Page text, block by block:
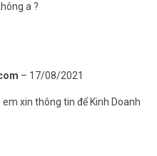
a ?
– 17/08/2021
em xin thông tin để Kinh Doanh